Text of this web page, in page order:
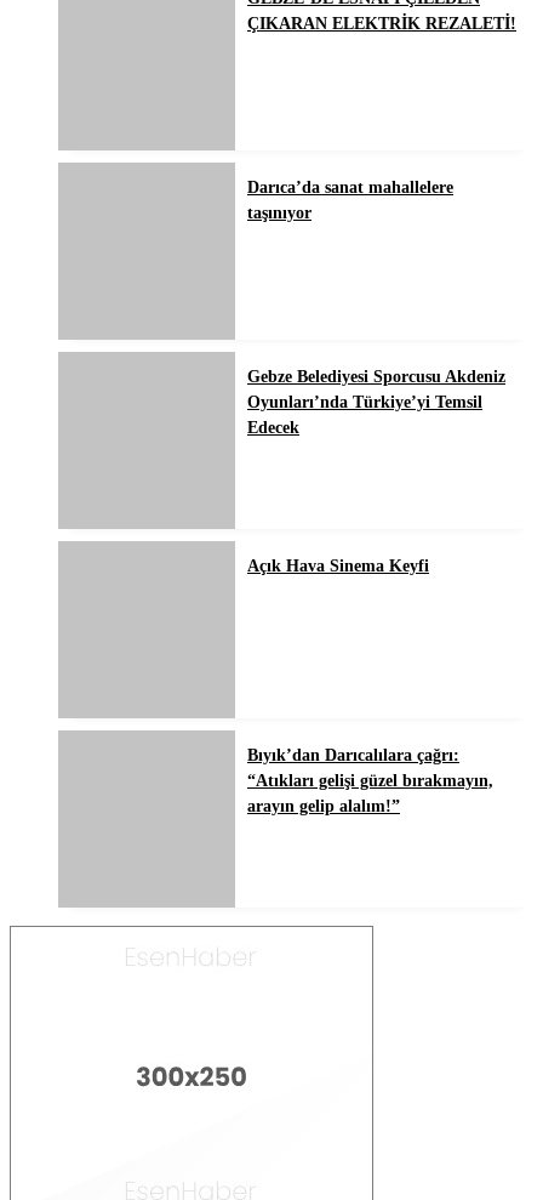
ÇIKARAN ELEKTRİK REZALETİ!
Darıca’da sanat mahallelere
taşınıyor
Gebze Belediyesi Sporcusu Akdeniz
Oyunları’nda Türkiye’yi Temsil
Edecek
Açık Hava Sinema Keyfi
Bıyık’dan Darıcalılara çağrı:
“Atıkları gelişi güzel bırakmayın,
arayın gelip alalım!”